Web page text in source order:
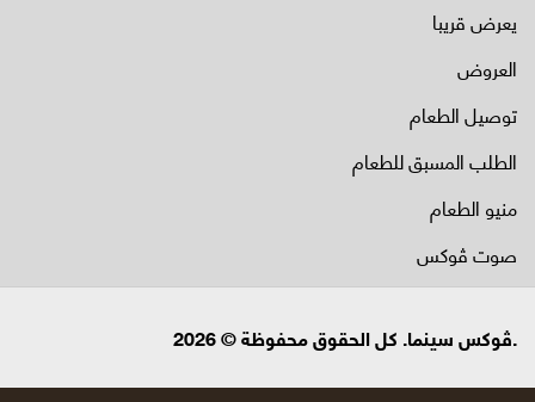
يعرض قريبا
العروض
توصيل الطعام
الطلب المسبق للطعام
منيو الطعام
صوت ڤوكس
.ڤوكس سينما. كل الحقوق محفوظة © 2026